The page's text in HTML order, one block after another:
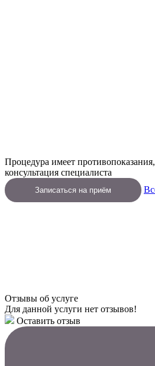
Процедура имеет
консультация специалиста
Записаться на приём
Отзывы об услуге
Для данной услуги нет отзывов!
Оставить отзыв